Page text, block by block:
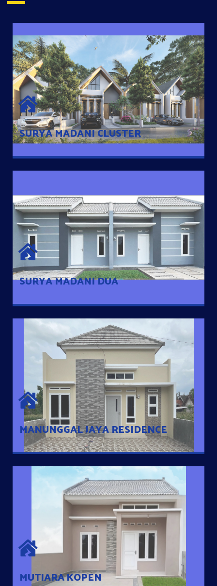
SURYA MADANI CLUSTER
SURYA MADANI CLUSTER
Desain Modern Minimalis dengan Konsep Rumah Pintar
Sehingga Memudahkan Penghuni mengakses rumahnya
dengan Ponsel
SURYA MADANI DUA
SURYA MADANI DUA
Satu-satunya Hunian nyaman dengan harga subsidi hanya 100
jutaan dengan lokasi strategis di Tuban
MANUNGGAL JAYA RESIDENCE
MANUNGGAL JAYA RESIDENCE
Cluster Exclusive dengan one Gate System, terdapat taman
mini dan memiliki jarak 200m dari jalan nasional serta dekat
dengan pusat kota
MUTIARA KOPEN
MUTIARA KOPEN
Hunian nyaman dengan suasana pedesaan. 10 menit dari pusat
kota, 2 menit dari Ring Road